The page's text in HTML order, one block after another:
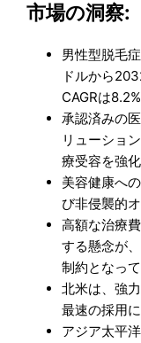
市場の洞察:
男性型脱毛
ドルから
CAGRは8.2%
承認済みの
リューショ
療受容を強化
美容健康へ
び非侵襲的
高額な治療
する懸念が
制約となって
北米は、強
最速の採用
アジア太平